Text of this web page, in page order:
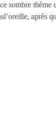
sombre thème
après